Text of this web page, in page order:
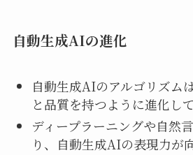
自動生成AIの進化
自動生成AIのアルゴリズム
と品質を持つように進化して
ディープラーニングや自然
り、自動生成AIの表現力が